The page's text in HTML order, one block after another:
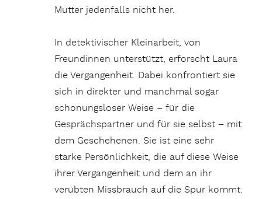
Mutter jedenfalls nicht her.
In detektivischer Kleinarbeit, von
Freundinnen unterstützt, erforscht Laura
die Vergangenheit. Dabei konfrontiert sie
sich in direkter und manchmal sogar
schonungsloser Weise – für die
Gesprächspartner und für sie selbst – mit
dem Geschehenen. Sie ist eine sehr
starke Persönlichkeit, die auf diese Weise
ihrer Vergangenheit und dem an ihr
verübten Missbrauch auf die Spur kommt.